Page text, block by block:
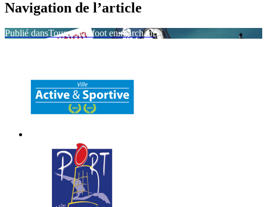
Navigation de l’article
Publié dansTournoi de foot en marchant